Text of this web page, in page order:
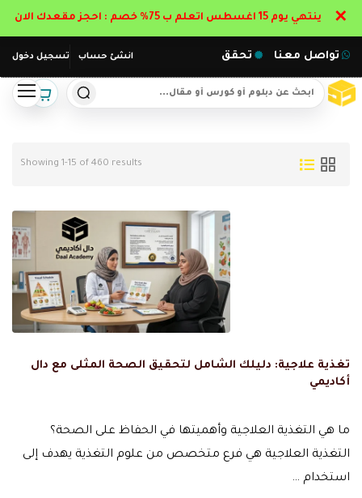
انشئ حساب تسجيل دخول تواصل معنا تحقق
Showing 1-15 of 460 results
تغذية علاجية: دليلك الشامل لتحقيق الصحة المثلى مع دال
أكاديمي
ما هي التغذية العلاجية وأهميتها في الحفاظ على الصحة؟
التغذية العلاجية هي فرع متخصص من علوم التغذية يهدف إلى
استخدام …
ينتهي يوم 15 اغسطس اتعلم ب 75% خصم : احجز مقعدك الان ✕